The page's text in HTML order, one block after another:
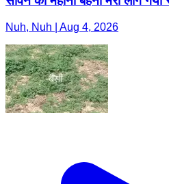
Nuh, Nuh | Aug 4, 2026